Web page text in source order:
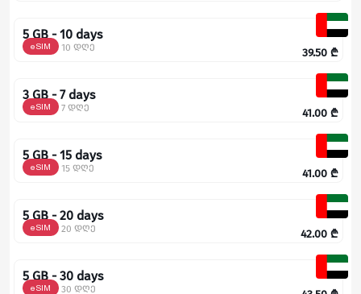
5 GB - 10 days
eSIM 10 დღე 39.50 ₾
3 GB - 7 days
eSIM 7 დღე 41.00 ₾
5 GB - 15 days
eSIM 15 დღე 41.00 ₾
5 GB - 20 days
eSIM 20 დღე 42.00 ₾
5 GB - 30 days
eSIM 30 დღე